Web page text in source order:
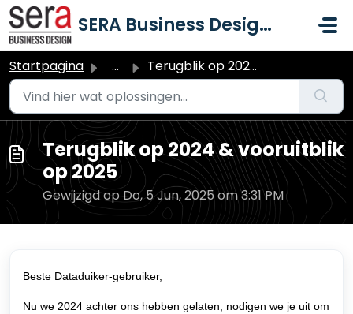
Doorgaan naar hoofdinhoud
SERA Business Design B.V.
Startpagina ... Terugblik op 2024 & vooruitblik op 2025
Terugblik op 2024 & vooruitblik
op 2025
Gewijzigd op Do, 5 Jun, 2025 om 3:31 PM
Beste Dataduiker-gebruiker,
Nu we 2024 achter ons hebben gelaten, nodigen we je uit om